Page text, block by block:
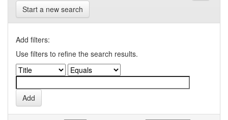
Start a new search
Add filters:
Use filters to refine the search results.